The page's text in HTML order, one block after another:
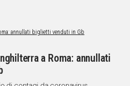
a Roma: annullati